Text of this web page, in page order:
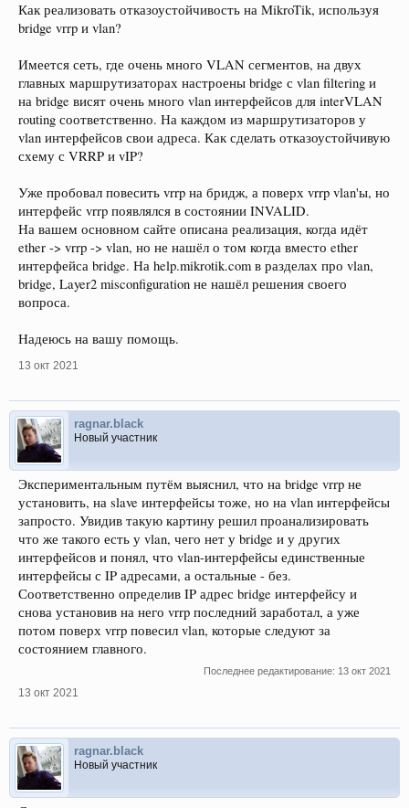
Как реализовать отказоустойчивость на MikroTik, используя
bridge vrrp и vlan?
Имеется сеть, где очень много VLAN сегментов, на двух
главных маршрутизаторах настроены bridge с vlan filtering и
на bridge висят очень много vlan интерфейсов для interVLAN
routing соответственно. На каждом из маршрутизаторов у
vlan интерфейсов свои адреса. Как сделать отказоустойчивую
схему с VRRP и vIP?
Уже пробовал повесить vrrp на бридж, а поверх vrrp vlan'ы, но
интерфейс vrrp появлялся в состоянии INVALID.
На вашем основном сайте описана реализация, когда идёт
ether -> vrrp -> vlan, но не нашёл о том когда вместо ether
интерфейса bridge. На help.mikrotik.com в разделах про vlan,
bridge, Layer2 misconfiguration не нашёл решения своего
вопроса.
Надеюсь на вашу помощь.
13 окт 2021
ragnar.black
Новый участник
Экспериментальным путём выяснил, что на bridge vrrp не
установить, на slave интерфейсы тоже, но на vlan интерфейсы
запросто. Увидив такую картину решил проанализировать
что же такого есть у vlan, чего нет у bridge и у других
интерфейсов и понял, что vlan-интерфейсы единственные
интерфейсы с IP адресами, а остальные - без.
Соответственно определив IP адрес bridge интерфейсу и
снова установив на него vrrp последний заработал, а уже
потом поверх vrrp повесил vlan, которые следуют за
состоянием главного.
Последнее редактирование: 13 окт 2021
13 окт 2021
ragnar.black
Новый участник